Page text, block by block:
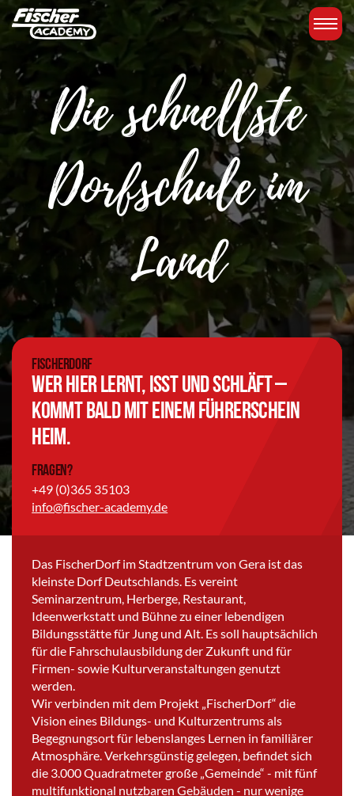
Die schnellste
Dorfschule im
Land
FischerDorf
Wer hier lernt, isst und schläft –
kommt bald mit einem Führerschein
heim.
Fragen?
+49 (0)365 35103
info@fischer-academy.de
Das FischerDorf im Stadtzentrum von Gera ist das
kleinste Dorf Deutschlands. Es vereint
Seminarzentrum, Herberge, Restaurant,
Ideenwerkstatt und Bühne zu einer lebendigen
Bildungsstätte für Jung und Alt. Es soll hauptsächlich
für die Fahrschulausbildung der Zukunft und für
Firmen- sowie Kulturveranstaltungen genutzt
werden.
Wir verbinden mit dem Projekt „FischerDorf“ die
Vision eines Bildungs- und Kulturzentrums als
Begegnungsort für lebenslanges Lernen in familiärer
Atmosphäre. Verkehrsgünstig gelegen, befindet sich
die 3.000 Quadratmeter große „Gemeinde“ - mit fünf
multifunktional nutzbaren Gebäuden - nur wenige